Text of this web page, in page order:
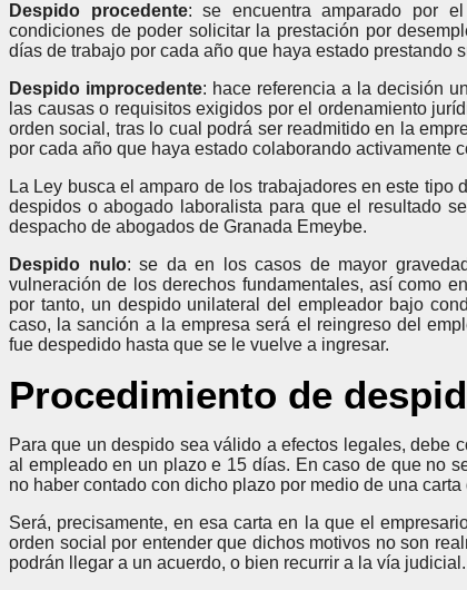
Despido procedente: se encuentra amparado por
condiciones de poder solicitar la prestación por
días de trabajo por cada año que haya estado prestando
Despido improcedente: hace referencia a la decisión
las causas o requisitos exigidos por el ordenamiento
orden social, tras lo cual podrá ser readmitido en la
por cada año que haya estado colaborando activamente
La Ley busca el amparo de los trabajadores en este
despidos o abogado laboralista para que el resultado
despacho de abogados de Granada Emeybe.
Despido nulo: se da en los casos de mayor
vulneración de los derechos fundamentales, así como
por tanto, un despido unilateral del empleador bajo
caso, la sanción a la empresa será el reingreso del
fue despedido hasta que se le vuelve a ingresar.
Procedimiento de
Para que un despido sea válido a efectos legales, debe
al empleado en un plazo e 15 días. En caso de que no
no haber contado con dicho plazo por medio de una carta
Será, precisamente, en esa carta en la que el
orden social por entender que dichos motivos no son
podrán llegar a un acuerdo, o bien recurrir a la vía judicial.